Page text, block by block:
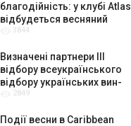
благодійність: у клубі Atlas
відбудеться весняний
«ГОМІН»
3844
Визначені партнери ІІІ
відбору всеукраїнського
відбору українських вин-
амбасадорів
2849
Події весни в Caribbean